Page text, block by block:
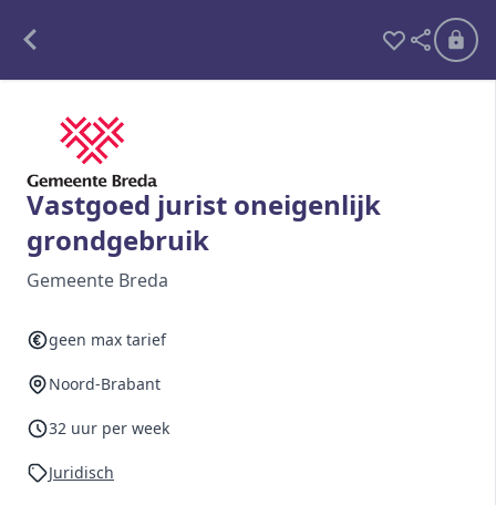
Alle opdrachten
Freelance
Detachering
Interim opdrachten statistiek
Vastgoed jurist oneigenlijk
grondgebruik
Gemeente Breda
geen max tarief
Noord-Brabant
32 uur per week
Juridisch